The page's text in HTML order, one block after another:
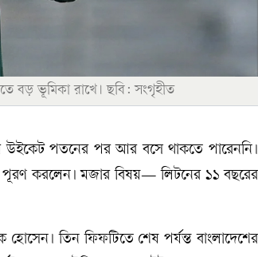
বড় ভূমিকা রাখে। ছবি: সংগৃহীত
উইকেট পতনের পর আর বসে থাকতে পারেননি।
পূরণ করলেন। মজার বিষয়— লিটনের ১১ বছরের
তিন ফিফটিতে শেষ পর্যন্ত বাংলাদেশের